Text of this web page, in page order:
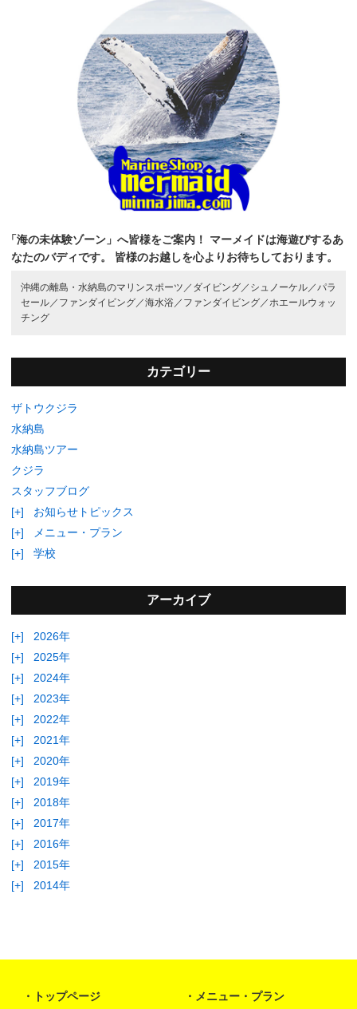
「海の未体験ゾーン」へ皆様をご案内！
マーメイドは海遊びするあ
なたのバディです。
皆様のお越しを心よりお待ちしております。
沖縄の離島・水納島のマリンスポーツ／ ダイビング／ シュノーケル／パラ
セール／ ファンダイビング／海水浴／ ファンダイビング／ホエールウォッ
チング
カテゴリー
ザトウクジラ
水納島
水納島ツアー
クジラ
スタッフブログ
[+]
お知らせトピックス
[+]
メニュー・プラン
[+]
学校
アーカイブ
[+]
2026年
[+]
2025年
[+]
2024年
[+]
2023年
[+]
2022年
[+]
2021年
[+]
2020年
[+]
2019年
[+]
2018年
[+]
2017年
[+]
2016年
[+]
2015年
[+]
2014年
トップページ メニュー・プラン